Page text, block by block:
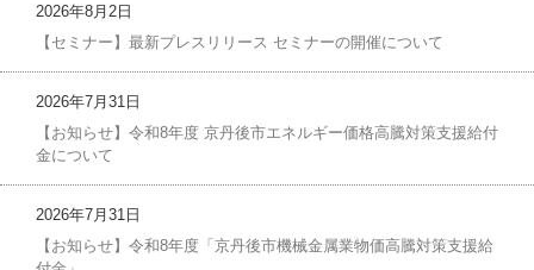
2026年8月2日
【セミナー】最新プレスリリース セミナーの開催について
2026年7月31日
【お知らせ】令和8年度 京丹後市エネルギー価格高騰対策支援給付
金について
2026年7月31日
【お知らせ】令和8年度「京丹後市機械金属業物価高騰対策支援給